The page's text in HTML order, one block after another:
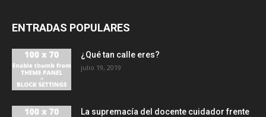
ENTRADAS POPULARES
¿Qué tan calle eres?
julio 19, 2019
La supremacía del docente cuidador frente